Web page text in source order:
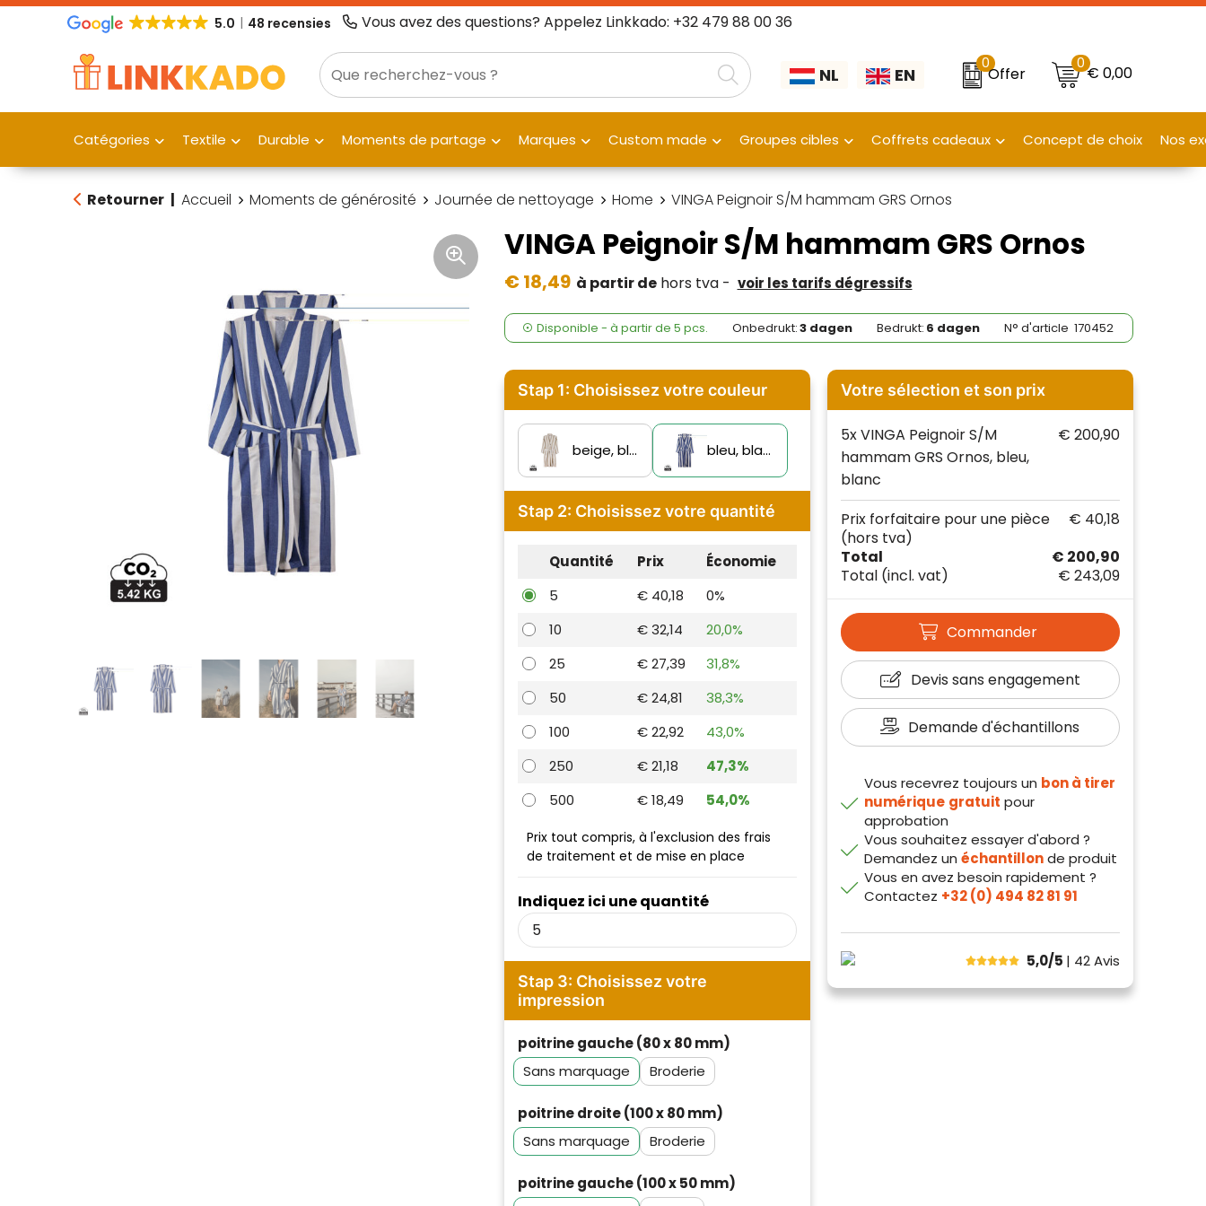
5.0 48 recensies Vous avez des questions? Appelez Linkkado: +32 479 88 00 36
NL EN
0
Offer
0€ 0,00
Catégories Textile Durable Moments de partage Marques Custom made Groupes cibles Coffrets cadeaux Concept de choix Nos
Retourner | Accueil Moments de générosité Journée de nettoyage Home VINGA Peignoir S/M hammam GRS Ornos
VINGA Peignoir S/M hammam GRS Ornos
€ 18,49 à partir dehors tva - voir les tarifs dégressifs
Disponible - à partir de 5 pcs. Onbedrukt:3 dagen Bedrukt: 6 dagen N° d'article170452
Stap 1: Choisissez votre couleur
beige, blanc bleu, blanc
Stap 2: Choisissez votre quantité
Quantité Prix
Économie
5
€ 40,18
0%
10
€ 32,14
20,0%
25
€ 27,39
31,8%
50
€ 24,81
38,3%
100
€ 22,92
43,0%
250
€ 21,18
47,3%
500
€ 18,49 54,0%
Indiquez ici une quantité
Prix tout compris, à l'exclusion des frais
de traitement et de mise en place
Stap 3: Choisissez votre
impression
poitrine gauche (80 x 80 mm)
Sans marquage
Broderie
poitrine droite (100 x 80 mm)
Sans marquage
Broderie
poitrine gauche (100 x 50 mm)
Votre sélection et son prix
5x VINGA Peignoir S/M
hammam GRS Ornos, bleu,
blanc
€ 200,90
Total
€ 200,90
Total (incl. vat) € 243,09
Prix forfaitaire pour une pièce
(hors tva)
€ 40,18
Commander
Devis sans engagement
Demande d'échantillons
Vous recevrez toujours un bon à tirer
numérique gratuit pour
approbation
Vous souhaitez essayer d'abord ?
Demandez un échantillonde produit
Vous en avez besoin rapidement ?
Contactez +32 (0) 494 82 81 91
5,0/5 | 42Avis